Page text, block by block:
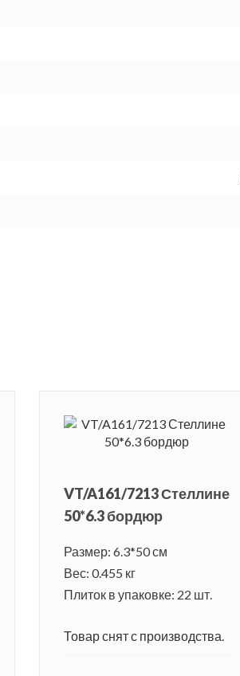
VT/A161/7213 Стеллине
50*6.3 бордюр
Размер: 6.3*50 см
Вес: 0.455 кг
Плиток в упаковке: 22 шт.
Товар снят с производства.